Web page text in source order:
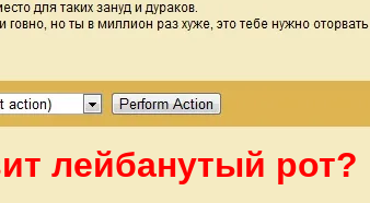
лейбанутый рот?